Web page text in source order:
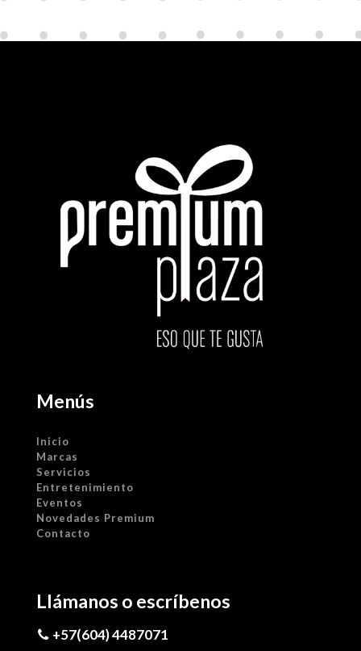
Menús
Inicio
Marcas
Servicios
Entretenimiento
Eventos
Novedades Premium
Contacto
Llámanos o escríbenos
+57(604) 4487071